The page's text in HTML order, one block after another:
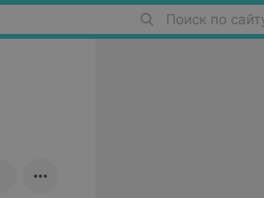
Поиск по